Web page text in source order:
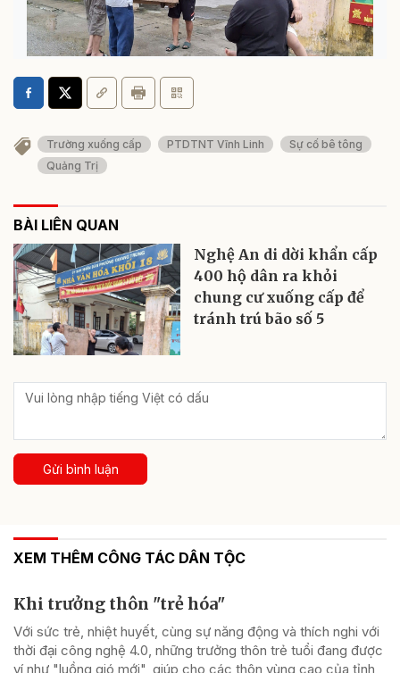
Nghệ An di dời khẩn cấp 400 hộ dân ra khỏi chung cư
xuống cấp để tránh trú bão số 5
Trường xuống cấp PTDTNT Vĩnh Linh
Sự cố bê tông
Quảng Trị
BÀI LIÊN QUAN
Nghệ An di dời khẩn cấp
400 hộ dân ra khỏi
chung cư xuống cấp để
tránh trú bão số 5
Gửi bình luận
XEM THÊM CÔNG TÁC DÂN TỘC
Khi trưởng thôn "trẻ hóa"
Với sức trẻ, nhiệt huyết, cùng sự năng động và thích nghi với
thời đại công nghệ 4.0, những trưởng thôn trẻ tuổi đang được
ví như "luồng gió mới", giúp cho các thôn vùng cao của tỉnh